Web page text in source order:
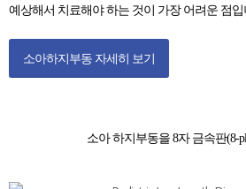
예상해서 치료해야 하는 것이 가장 어려운 점입
소아하지부동 자세히 보기
소아 하지부동을 8자 금속판(8-